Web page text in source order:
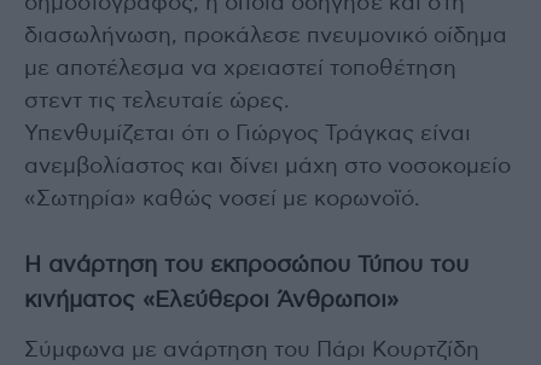
διασωλήνωση, προκάλεσε πνευμονικό οίδημα
με αποτέλεσμα να χρειαστεί τοποθέτηση
στεντ τις τελευταίε ώρες.
Υπενθυμίζεται ότι ο Γιώργος Τράγκας είναι
ανεμβολίαστος και δίνει μάχη στο νοσοκομείο
«Σωτηρία» καθώς νοσεί με κορωνοϊό.
Η ανάρτηση του εκπροσώπου Τύπου του
κινήματος «Ελεύθεροι Άνθρωποι»
Σύμφωνα με ανάρτηση του Πάρι Κουρτζίδη